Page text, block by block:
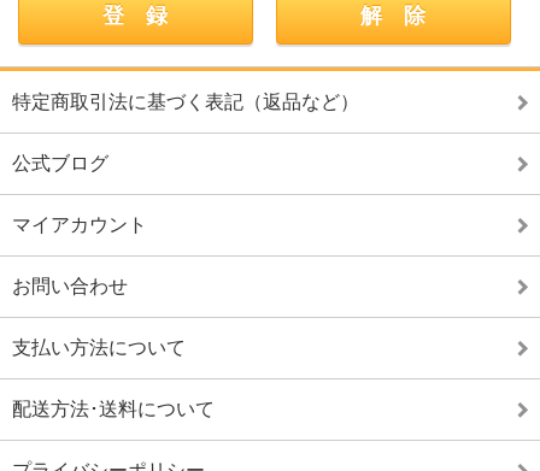
特定商取引法に基づく表記（返品など）
公式ブログ
マイアカウント
お問い合わせ
支払い方法について
配送方法･送料について